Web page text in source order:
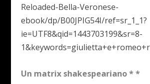
Reloaded-Bella-Veronese-
ebook/dp/B00JPIG54I/ref=sr_1_1?
ie=UTF8&qid=1443703199&sr=8-
Un matrix shakespeariano * *